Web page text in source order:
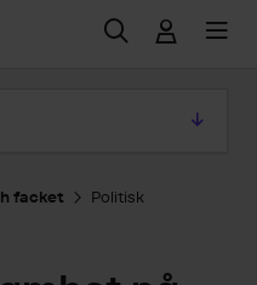
facket
Politisk